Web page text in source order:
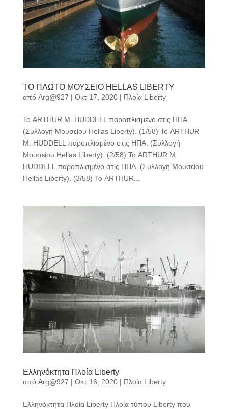
ΤΟ ΠΛΩΤΟ ΜΟΥΣΕΙΟ HELLAS LIBERTY
από Arg@927 | Οκτ 17, 2020| Πλοία Liberty
Το ARTHUR M. HUDDELL παροπλισμένο στις ΗΠΑ.
(Συλλογή Μουσείου Hellas Liberty). (1/58) Το ARTHUR
M. HUDDELL παροπλισμένο στις ΗΠΑ. (Συλλογή
Μουσείου Hellas Liberty). (2/58) Το ARTHUR M.
HUDDELL παροπλισμένο στις ΗΠΑ. (Συλλογή Μουσείου
Hellas Liberty). (3/58) Το ARTHUR...
Ελληνόκτητα Πλοία Liberty
από Arg@927 | Οκτ 16, 2020| Πλοία Liberty
Ελληνόκτητα Πλοία Liberty Πλοία τύπου Liberty που